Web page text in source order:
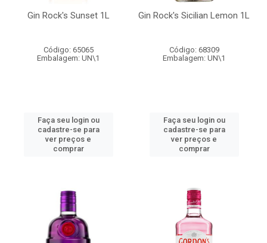
Gin Rock's Sunset 1L
Código: 65065
Embalagem: UN\1
Faça seu login ou
cadastre-se para
ver preços e
comprar
Gin Rock's Sicilian Lemon 1L
Código: 68309
Embalagem: UN\1
Faça seu login ou
cadastre-se para
ver preços e
comprar